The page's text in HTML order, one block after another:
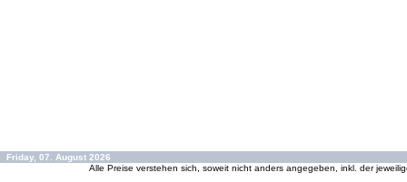
Friday, 07. August 2026
Alle Preise verstehen sich, soweit nicht anders angegeben, inkl. der